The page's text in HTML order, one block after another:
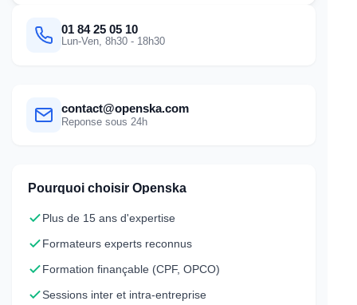
01 84 25 05 10
Lun-Ven, 8h30 - 18h30
contact@openska.com
Reponse sous 24h
Pourquoi choisir Openska
Plus de 15 ans d'expertise
Formateurs experts reconnus
Formation finançable (CPF, OPCO)
Sessions inter et intra-entreprise